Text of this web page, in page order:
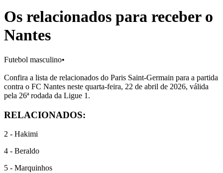
Os relacionados para receber o
Nantes
Futebol masculino•
Confira a lista de relacionados do Paris Saint-Germain para a partida
contra o FC Nantes neste quarta-feira, 22 de abril de 2026, válida
pela 26ª rodada da Ligue 1.
RELACIONADOS:
2 - Hakimi
4 - Beraldo
5 - Marquinhos